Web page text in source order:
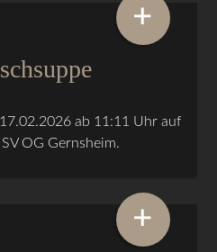
ab 11:11 Uhr auf
OG Gernsheim.
+
+